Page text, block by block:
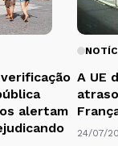
alertam
A UE
24/07/